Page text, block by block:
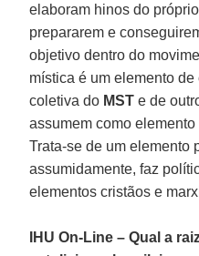
elaboram hinos do
prepararem e
objetivo dentro do
mística é um elemento
coletiva do MSTe de
assumem como
Trata-se de um elemento
assumidamente, faz
elementos cristãos e
IHU On-Line – Qual a